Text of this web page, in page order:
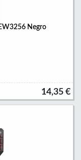
Negro
14,35 €